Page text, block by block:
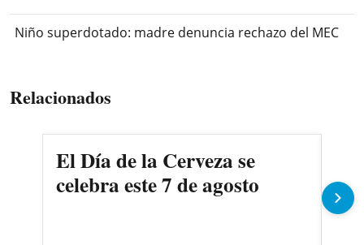
Niño superdotado: madre denuncia rechazo del MEC
Relacionados
El Día de la Cerveza se
celebra este 7 de agosto